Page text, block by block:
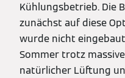
Kühlungsbetrieb. Die
zunächst auf diese
wurde nicht
Sommer trotz
natürlicher Lüftung